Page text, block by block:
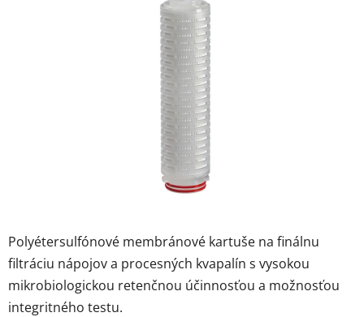
Polyéter­sulfónové membránové kartuše na finálnu
filtráciu nápojov a procesných kvapalín s vysokou
mikrobiologickou retenčnou účinnosťou a možnosťou
integritného testu.